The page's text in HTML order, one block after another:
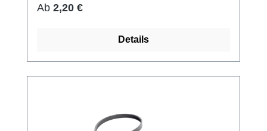
Regulärer Preis:
Ab 2,20 €
Details